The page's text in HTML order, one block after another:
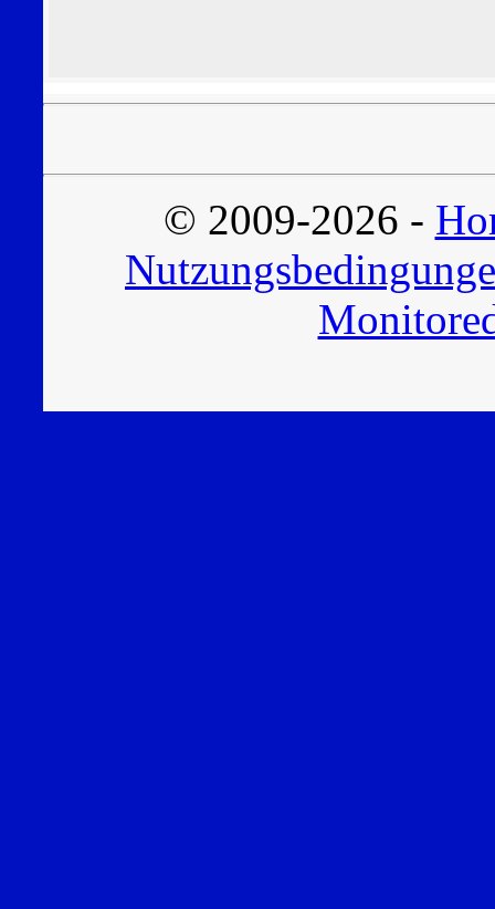
© 2009-2026 -